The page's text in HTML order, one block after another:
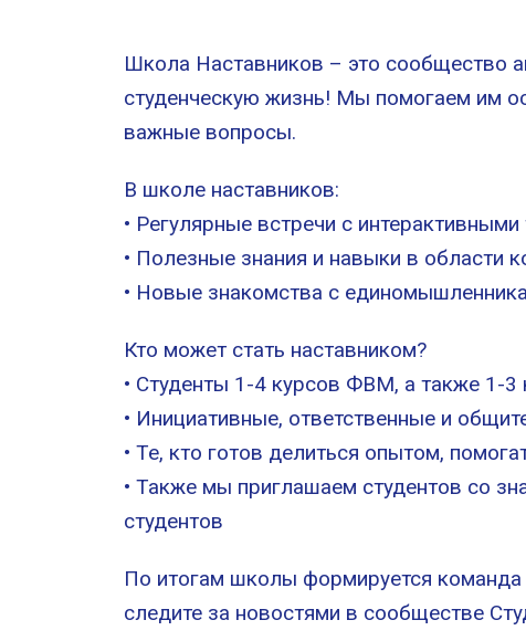
Школа Наставников – это сообщество
студенческую жизнь! Мы помогаем им
важные вопросы.
В школе наставников:
• Регулярные встречи с
• Полезные знания и навыки в области
• Новые знакомства с
Кто может стать наставником?
• Студенты 1-4 курсов ФВМ, а также 1-
• Инициативные, ответственные и
• Те, кто готов делиться опытом,
• Также мы приглашаем студентов со
студентов
По итогам школы формируется
следите за новостями в сообществе